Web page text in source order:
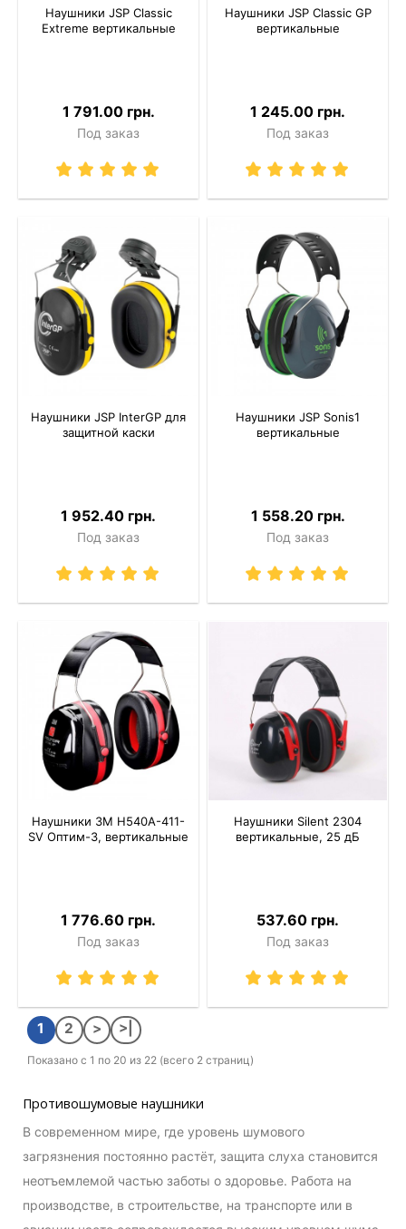
Наушники JSP Classic
Extreme вертикальные
1 791.00 грн.
Под заказ
Наушники JSP Classic GP
вертикальные
1 245.00 грн.
Под заказ
Наушники JSP InterGP для
защитной каски
1 952.40 грн.
Под заказ
Наушники JSP Sonis1
вертикальные
1 558.20 грн.
Под заказ
Наушники 3M H540A-411-
SV Оптим-3, вертикальные
1 776.60 грн.
Под заказ
Наушники Silent 2304
вертикальные, 25 дБ
537.60 грн.
Под заказ
1 2 > >|
Показано с 1 по 20 из 22 (всего 2 страниц)
Противошумовые наушники
В современном мире, где уровень шумового
загрязнения постоянно растёт, защита слуха становится
неотъемлемой частью заботы о здоровье. Работа на
производстве, в строительстве, на транспорте или в